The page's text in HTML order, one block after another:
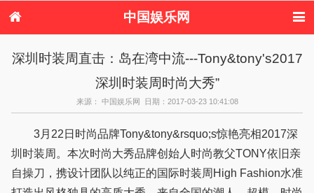
中国娱乐网
服饰
塑身 情感
健康
新娘 家庭
约会 品牌
深圳时装周直击：岛在湾中流---Tony&tony's2017
深圳时装周时尚大秀”
来源： 中国娱乐网 日期：2017-03-23 10:41:08
3月22日时尚品牌Tony&tony&rsquo;s惊艳亮相2017深
圳时装周。本次时尚大秀品牌创始人时尚教父TONY依旧亲
自操刀，携设计团队以纯正的国际时装周High Fashion水准